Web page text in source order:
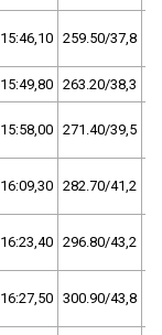
15:46,10 259.50/37,8
15:49,80 263.20/38,3
15:58,00 271.40/39,5
16:09,30 282.70/41,2
16:23,40 296.80/43,2
16:27,50 300.90/43,8